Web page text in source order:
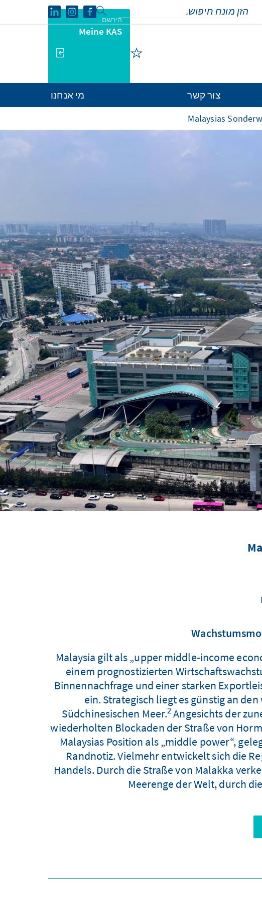
הירשם
Meine KAS
צור קשר מי אנחנו
Malaysias
Malaysia gilt als „upper middle-income
einem prognostizierten
Binnennachfrage und einer starken
ein. Strategisch liegt es günstig an
Südchinesischen Meer.2Angesichts der
wiederholten Blockaden der Straße von
Malaysias Position als „middle power“,
Randnotiz. Vielmehr entwickelt sich die
Handels. Durch die Straße von Malakka
Meerenge der Welt, durch